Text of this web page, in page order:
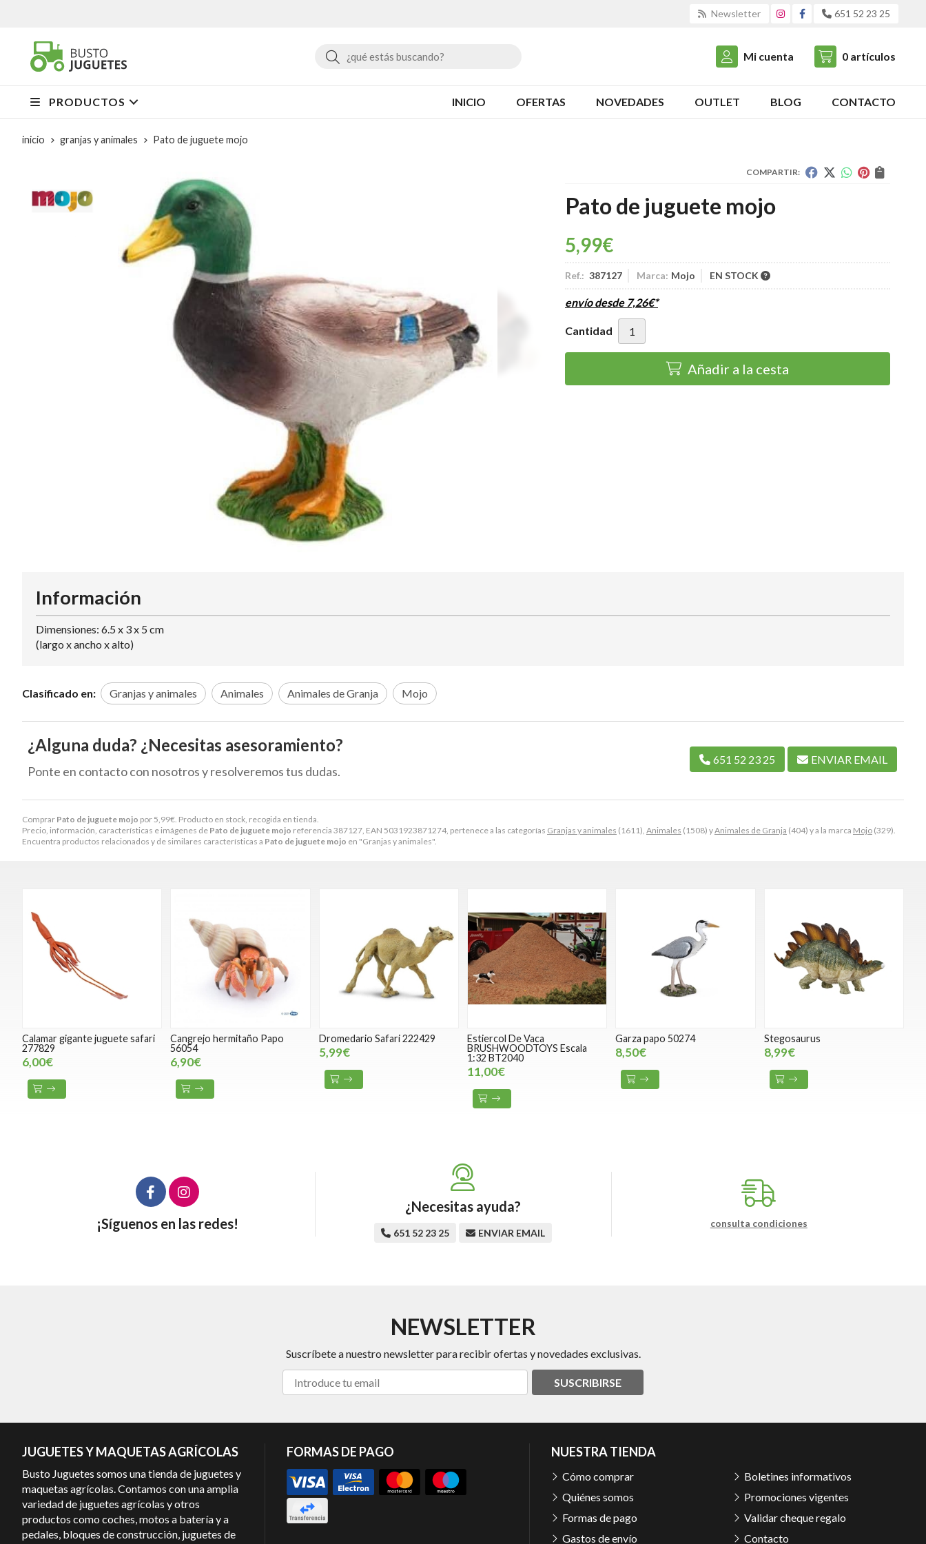
Newsletter 651 52 23 25
Buscar Mi cuenta 0 artículos
PRODUCTOS INICIO OFERTAS NOVEDADES OUTLET BLOG CONTACTO
inicio granjas y animales Pato de juguete mojo
COMPARTIR:
Pato de juguete mojo
5,99€
Ref.: 387127 Marca: Mojo EN STOCK
envío desde 7,26€*
Cantidad
Añadir a la cesta
Comprar Pato de juguete mojo por 5,99€ . Producto en stock, recogida en tienda.
Precio, información, características e imágenes de Pato de juguete mojo referencia 387127, EAN 5031923871274, pertenece a las categorías Granjas y animales (1611), Animales (1508) yAnimales de Granja (404) y a la marca Mojo (329).
Encuentra productos relacionados y de similares características a Pato de juguete mojo en "Granjas y animales".
Información
Dimensiones: 6.5 x 3 x 5 cm
(largo x ancho x alto)
Clasificado en: Granjas y animales Animales Animales de Granja Mojo
¿Alguna duda? ¿Necesitas asesoramiento?
Ponte en contacto con nosotros y resolveremos tus dudas.
651 52 23 25 ENVIAR EMAIL
Calamar gigante juguete safari
277829
6,00€
Cangrejo hermitaño Papo
56054
6,90€
Dromedario Safari 222429
5,99€
Estiercol De Vaca
BRUSHWOODTOYS Escala
1:32 BT2040
11,00€
Garza papo 50274
8,50€
Stegosaurus
8,99€
¡Síguenos en las redes!
¿Necesitas ayuda?
651 52 23 25 ENVIAR EMAIL
consulta condiciones
NEWSLETTER
Suscríbete a nuestro newsletter para recibir ofertas y novedades exclusivas.
SUSCRIBIRSE
JUGUETES Y MAQUETAS AGRÍCOLAS
Busto Juguetes somos una tienda de juguetes y
maquetas agrícolas. Contamos con una amplia
variedad de juguetes agrícolas y otros
productos como coches, motos a batería y a
pedales, bloques de construcción, juguetes de
FORMAS DE PAGO NUESTRA TIENDA
Cómo comprar
Quiénes somos
Formas de pago
Gastos de envío
Boletines informativos
Promociones vigentes
Validar cheque regalo
Contacto